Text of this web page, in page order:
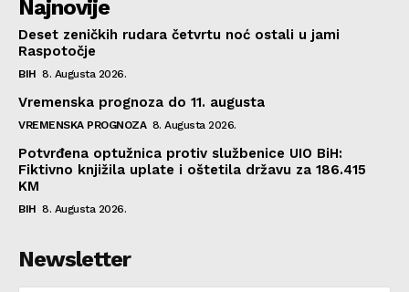
Najnovije
Deset zeničkih rudara četvrtu noć ostali u jami
Raspotočje
BIH 8. Augusta 2026.
Vremenska prognoza do 11. augusta
VREMENSKA PROGNOZA 8. Augusta 2026.
Potvrđena optužnica protiv službenice UIO BiH:
Fiktivno knjižila uplate i oštetila državu za 186.415
KM
BIH 8. Augusta 2026.
Newsletter